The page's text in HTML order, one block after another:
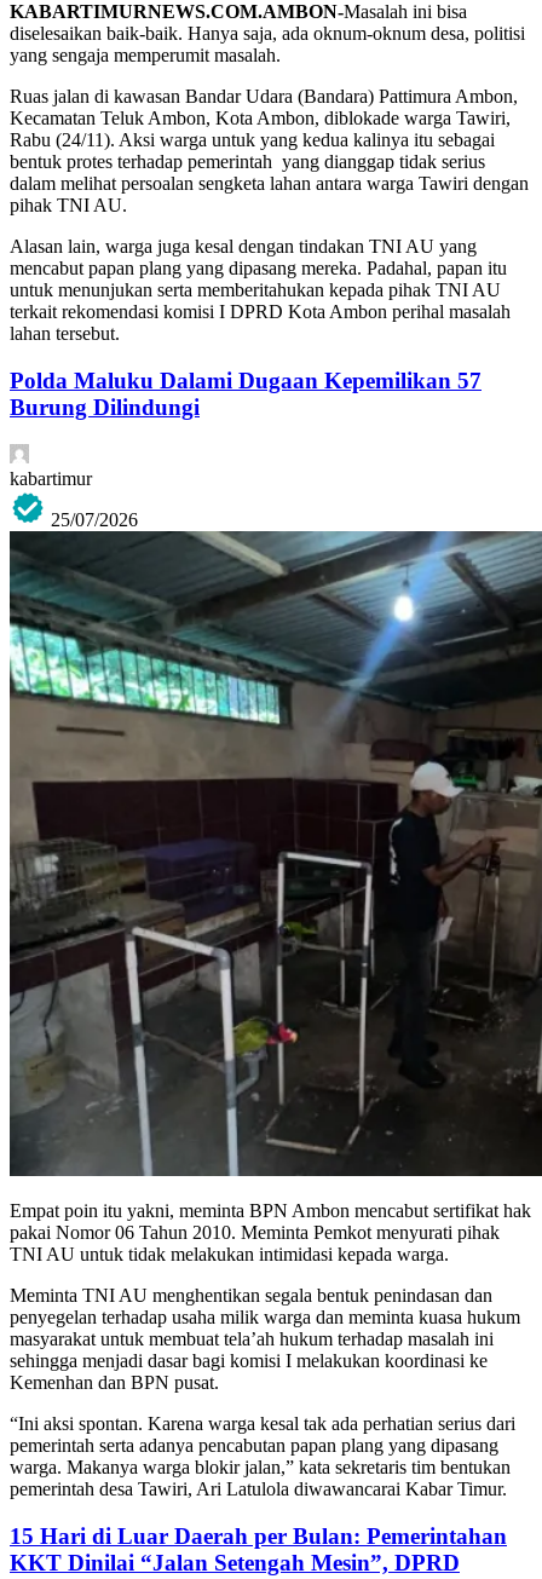
KABARTIMURNEWS.COM.AMBON-Masalah ini bisa
diselesaikan baik-baik. Hanya saja, ada oknum-oknum desa, politisi
yang sengaja memperumit masalah.
Ruas jalan di kawasan Bandar Udara (Bandara) Pattimura Ambon,
Kecamatan Teluk Ambon, Kota Ambon, diblokade warga Tawiri,
Rabu (24/11). Aksi warga untuk yang kedua kalinya itu sebagai
bentuk protes terhadap pemerintah yang dianggap tidak serius
dalam melihat persoalan sengketa lahan antara warga Tawiri dengan
pihak TNI AU.
Alasan lain, warga juga kesal dengan tindakan TNI AU yang
mencabut papan plang yang dipasang mereka. Padahal, papan itu
untuk menunjukan serta memberitahukan kepada pihak TNI AU
terkait rekomendasi komisi I DPRD Kota Ambon perihal masalah
lahan tersebut.
Polda Maluku Dalami Dugaan Kepemilikan 57
Burung Dilindungi
kabartimur
25/07/2026
Empat poin itu yakni, meminta BPN Ambon mencabut sertifikat hak
pakai Nomor 06 Tahun 2010. Meminta Pemkot menyurati pihak
TNI AU untuk tidak melakukan intimidasi kepada warga.
Meminta TNI AU menghentikan segala bentuk penindasan dan
penyegelan terhadap usaha milik warga dan meminta kuasa hukum
masyarakat untuk membuat tela’ah hukum terhadap masalah ini
sehingga menjadi dasar bagi komisi I melakukan koordinasi ke
Kemenhan dan BPN pusat.
“Ini aksi spontan. Karena warga kesal tak ada perhatian serius dari
pemerintah serta adanya pencabutan papan plang yang dipasang
warga. Makanya warga blokir jalan,” kata sekretaris tim bentukan
pemerintah desa Tawiri, Ari Latulola diwawancarai Kabar Timur.
15 Hari di Luar Daerah per Bulan: Pemerintahan
KKT Dinilai “Jalan Setengah Mesin”, DPRD